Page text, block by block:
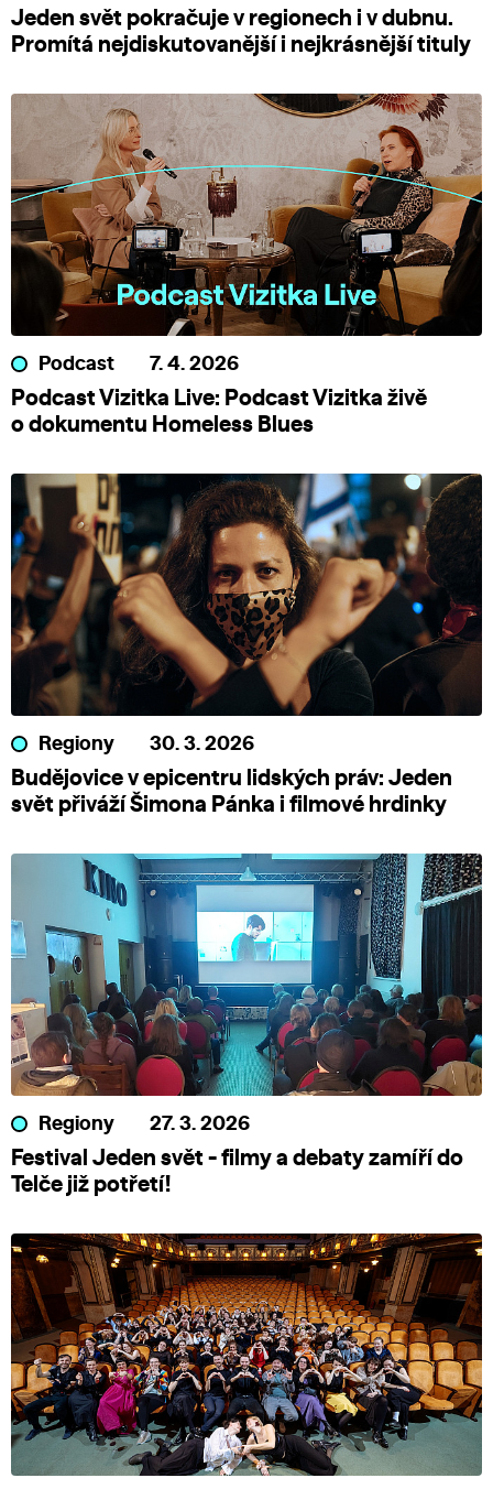
Jeden svět pokračuje v regionech i v dubnu.
Promítá nejdiskutovanější i nejkrásnější tituly
Podcast 7. 4. 2026
Podcast Vizitka Live: Podcast Vizitka živě
o dokumentu Homeless Blues
Regiony 30. 3. 2026
Budějovice v epicentru lidských práv: Jeden
svět přiváží Šimona Pánka i filmové hrdinky
Regiony 27. 3. 2026
Festival Jeden svět - filmy a debaty zamíří do
Telče již potřetí!